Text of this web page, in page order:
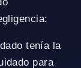
tenía la
para